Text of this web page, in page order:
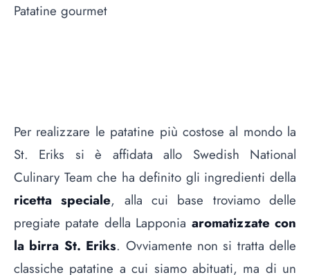
Patatine gourmet
Per realizzare le patatine più costose al mondo la
St. Eriks si è affidata allo Swedish National
Culinary Team che ha definito gli ingredienti della
ricetta speciale, alla cui base troviamo delle
pregiate patate della Lapponia aromatizzate con
la birra St. Eriks. Ovviamente non si tratta delle
classiche patatine a cui siamo abituati, ma di un